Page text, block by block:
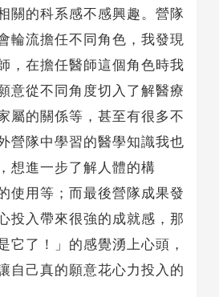
關的科系感不感興趣。營隊
輪流擔任不同角色，我發現
，在擔任醫師這個角色時我
意從不同角度切入了解醫療
屬的關係等，甚至有很多不
營隊中學習的醫學知識我也
想進一步了解人體的構
使用等；而最後營隊成果發
投入帶來很強的成就感，那
它了！」的感覺湧上心頭，
自己真的願意花心力投入的